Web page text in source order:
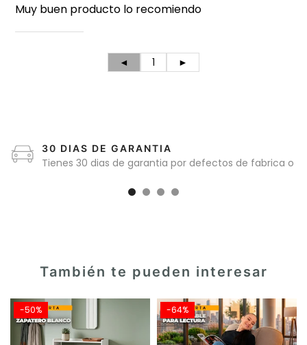
Muy buen producto lo recomiendo
◄ 1 ►
30 DIAS DE GARANTIA
Tienes 30 dias de garantia por defectos de fabrica o
También te pueden interesar
-50% -64%